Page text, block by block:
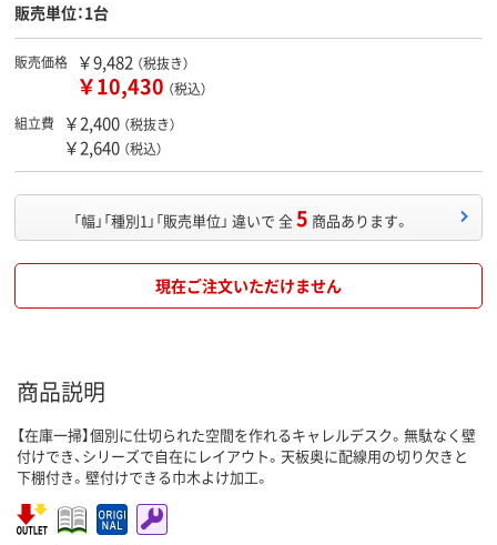
販売単位：1台
販売価格 ￥9,482 （税抜き）
￥10,430 （税込）
組立費
￥2,400 （税抜き）
￥2,640 （税込）
「幅」「種別1」「販売単位」 違いで 全5 商品あります。
現在ご注文いただけません
商品説明
【在庫一掃】個別に仕切られた空間を作れるキャレルデスク。無駄なく壁
付けでき、シリーズで自在にレイアウト。天板奥に配線用の切り欠きと
下棚付き。壁付けできる巾木よけ加工。